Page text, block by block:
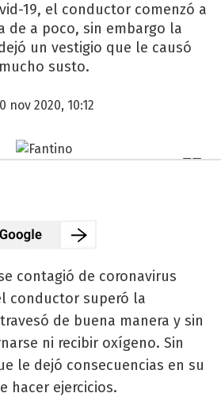
19, el conductor comenzó a
de a poco, sin embargo la
un vestigio que le causó
mucho susto.
nov 2020, 10:12
contagió de coronavirus
conductor superó la
de buena manera y sin
ni recibir oxígeno. Sin
le dejó consecuencias en su
hacer ejercicios.